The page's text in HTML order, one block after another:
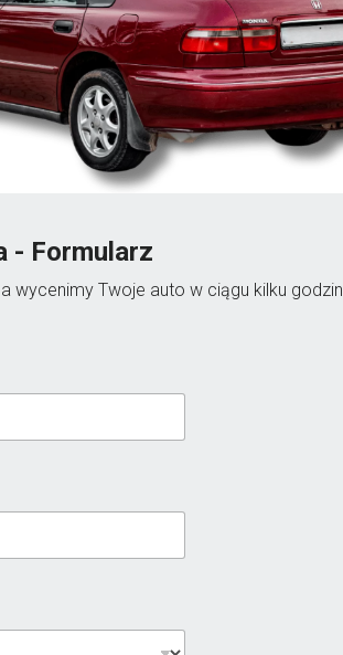
- Formularz
a wycenimy Twoje auto w ciągu kilku godzin